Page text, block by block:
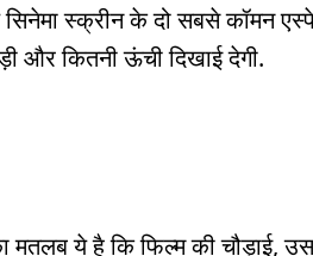
सिनेमा स्क्रीन के दो सबसे कॉमन
और कितनी ऊंची दिखाई देगी.
मतलब ये है कि फिल्म की चौड़ाई,